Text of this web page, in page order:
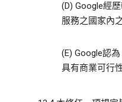
(D) Google經
服務之國家內
(E) Google認
具有商業可行